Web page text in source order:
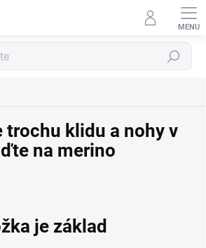
Hledat
trochu klidu a nohy v
na merino
je základ